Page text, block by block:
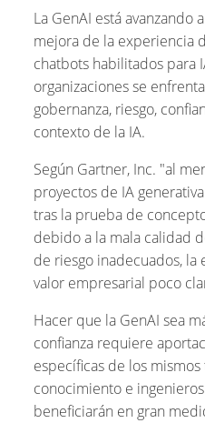
La GenAI está avanzando
mejora de la experiencia
chatbots habilitados para
organizaciones se
gobernanza, riesgo,
contexto de la IA.
Según Gartner, Inc. "al
proyectos de IA
tras la prueba de
debido a la mala calidad
de riesgo inadecuados, la
valor empresarial poco
Hacer que la GenAI sea
confianza requiere
específicas de los
conocimiento e
beneficiarán en gran